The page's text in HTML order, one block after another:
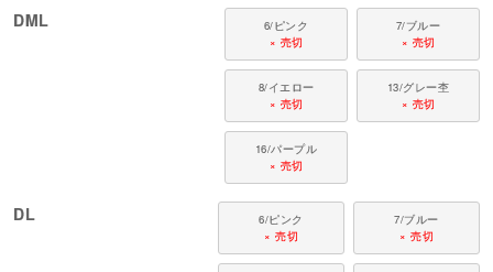
DML
6/ピンク
× 売切
7/ブルー
× 売切
8/イエロー
× 売切
13/グレー杢
× 売切
16/パープル
× 売切
DL
6/ピンク
× 売切
7/ブルー
× 売切